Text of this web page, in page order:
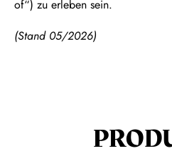
of“) zu erleben sein.
(Stand 05/2026)